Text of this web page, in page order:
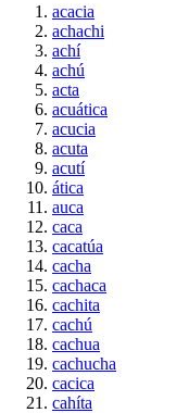
acacia
achachi
achí
achú
acta
acuática
acucia
acuta
acutí
ática
auca
caca
cacatúa
cacha
cachaca
cachita
cachú
cachua
cachucha
cacica
cahíta